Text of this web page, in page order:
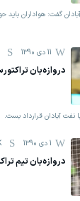
گفت: ‌هواداران
11 دی 1390
دروازه‌بان
نفت آبادان قرارداد بست.
1 دی 1390
دروازه‌بان تیم